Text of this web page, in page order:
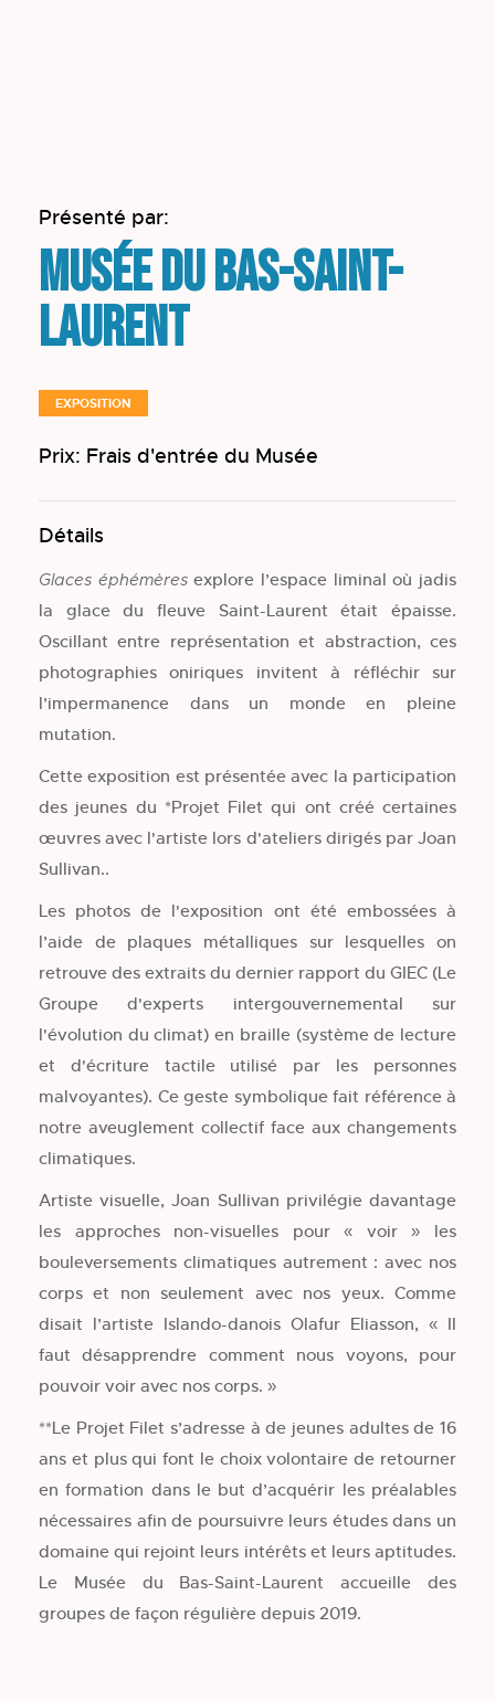
Présenté par:
Musée du Bas-Saint-
Laurent
EXPOSITION
Prix: Frais d'entrée du Musée
Détails
Glaces éphémèresexplore l’espace liminal où jadis
la glace du fleuve Saint-Laurent était épaisse.
Oscillant entre représentation et abstraction, ces
photographies oniriques invitent à réfléchir sur
l’impermanence dans un monde en pleine
mutation.
Cette exposition est présentée avec la participation
des jeunes du *Projet Filet qui ont créé certaines
œuvres avec l'artiste lors d'ateliers dirigés par Joan
Sullivan..
Les photos de l'exposition ont été embossées à
l’aide de plaques métalliques sur lesquelles on
retrouve des extraits du dernier rapport du GIEC (Le
Groupe d'experts intergouvernemental sur
l'évolution du climat) en braille (système de lecture
et d'écriture tactile utilisé par les personnes
malvoyantes). Ce geste symbolique fait référence à
notre aveuglement collectif face aux changements
climatiques.
Artiste visuelle, Joan Sullivan privilégie davantage
les approches non-visuelles pour « voir » les
bouleversements climatiques autrement : avec nos
corps et non seulement avec nos yeux. Comme
disait l’artiste Islando-danois Olafur Eliasson, « Il
faut désapprendre comment nous voyons, pour
pouvoir voir avec nos corps. »
**Le Projet Filet s’adresse à de jeunes adultes de 16
ans et plus qui font le choix volontaire de retourner
en formation dans le but d’acquérir les préalables
nécessaires afin de poursuivre leurs études dans un
domaine qui rejoint leurs intérêts et leurs aptitudes.
Le Musée du Bas-Saint-Laurent accueille des
groupes de façon régulière depuis 2019.